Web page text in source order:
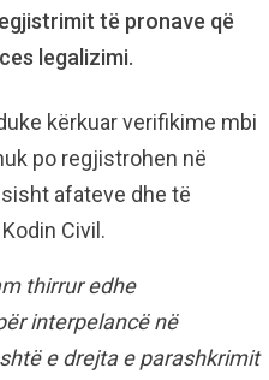
të pronave që
legalizimi.
kërkuar verifikime mbi
po regjistrohen në
afateve dhe të
Civil.
thirrur edhe
interpelancë në
e drejta e parashkrimit